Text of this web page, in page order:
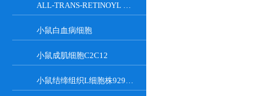
ALL-TRANS-RETINOYL B-GLUCURONIDE
小鼠白血病细胞
小鼠成肌细胞C2C12
小鼠结缔组织L细胞株929克隆